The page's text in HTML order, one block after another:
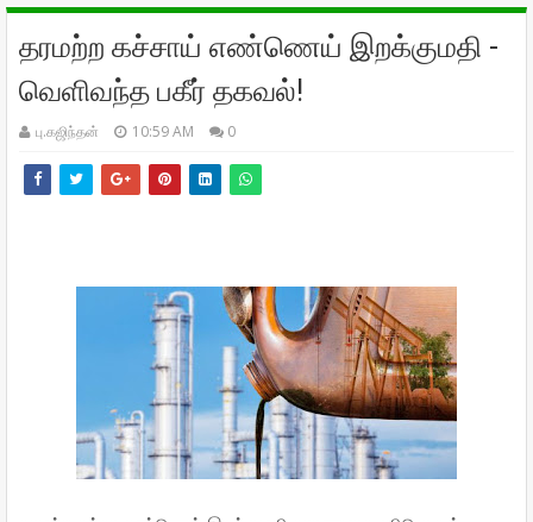
தரமற்ற கச்சாய் எண்ணெய் இறக்குமதி -
வெளிவந்த பகீர் தகவல்!
பு.கஜிந்தன் 10:59 AM 0